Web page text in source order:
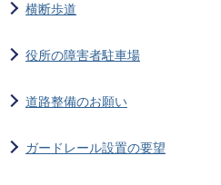
横断歩道
役所の障害者駐車場
道路整備のお願い
ガードレール設置の要望